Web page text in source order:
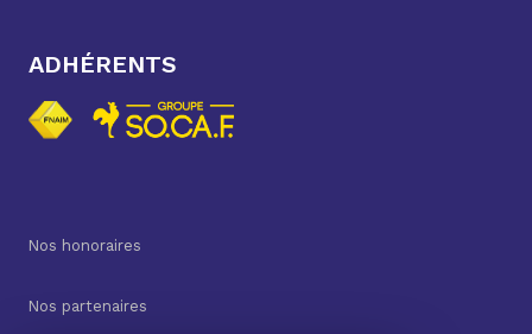
ADHÉRENTS
Nos honoraires
Nos partenaires